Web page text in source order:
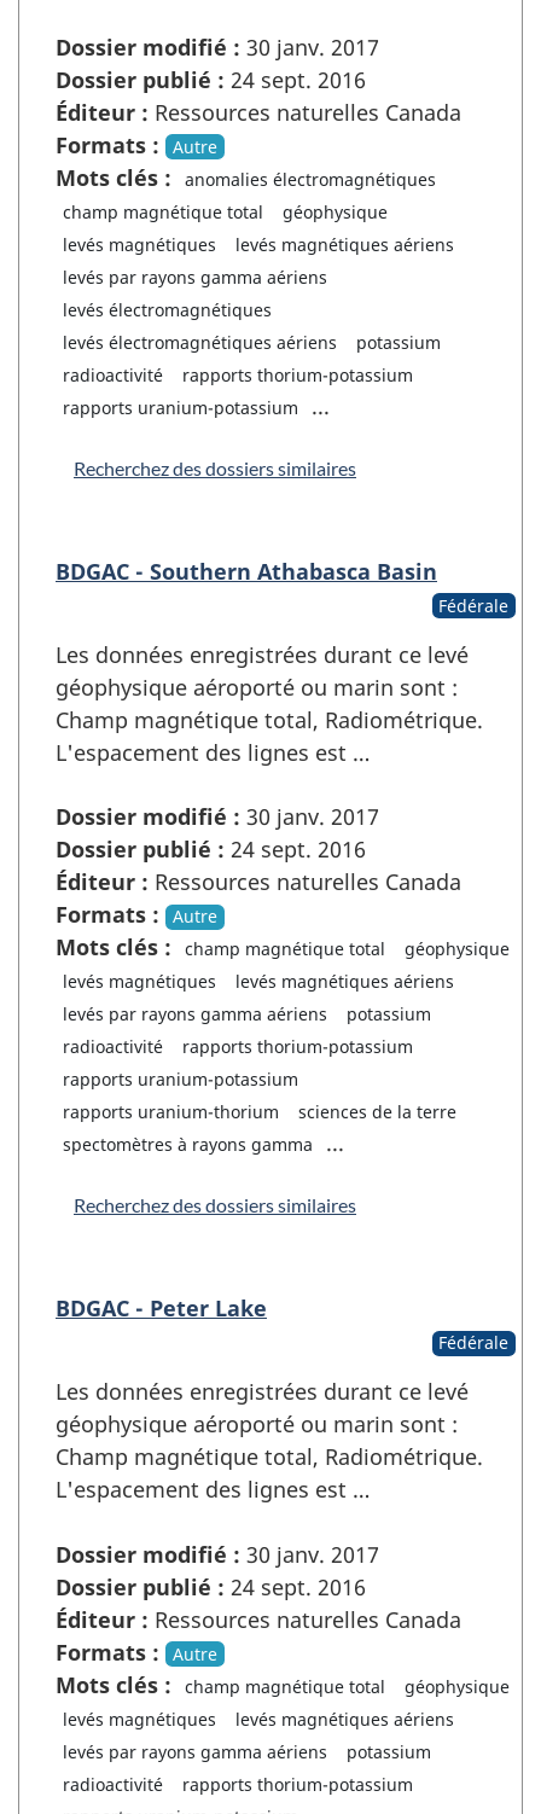
Dossier modifié : 30 janv. 2017
Dossier publié : 24 sept. 2016
Éditeur : Ressources naturelles Canada
Formats :
Autre
Mots clés :
anomalies électromagnétiques
champ magnétique total
géophysique
levés magnétiques
levés magnétiques aériens
levés par rayons gamma aériens
levés électromagnétiques
levés électromagnétiques aériens
potassium
radioactivité
rapports thorium-potassium
rapports uranium-potassium
...
Recherchez des dossiers similaires
BDGAC - Southern Athabasca Basin
Fédérale
Les données enregistrées durant ce levé
géophysique aéroporté ou marin sont :
Champ magnétique total, Radiométrique.
L'espacement des lignes est …
Dossier modifié : 30 janv. 2017
Dossier publié : 24 sept. 2016
Éditeur : Ressources naturelles Canada
Formats :
Autre
Mots clés : champ magnétique total
géophysique
levés magnétiques
levés magnétiques aériens
levés par rayons gamma aériens
potassium
radioactivité
rapports thorium-potassium
rapports uranium-potassium
rapports uranium-thorium
sciences de la terre
spectomètres à rayons gamma
...
Recherchez des dossiers similaires
BDGAC - Peter Lake
Fédérale
Les données enregistrées durant ce levé
géophysique aéroporté ou marin sont :
Champ magnétique total, Radiométrique.
L'espacement des lignes est …
Dossier modifié : 30 janv. 2017
Dossier publié : 24 sept. 2016
Éditeur : Ressources naturelles Canada
Formats :
Autre
Mots clés : champ magnétique total
géophysique
levés magnétiques
levés magnétiques aériens
levés par rayons gamma aériens
potassium
radioactivité
rapports thorium-potassium